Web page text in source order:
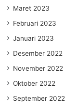
Maret 2023
Februari 2023
Januari 2023
Desember 2022
November 2022
Oktober 2022
September 2022